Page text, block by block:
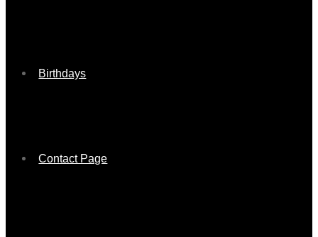
Birthdays
Contact Page